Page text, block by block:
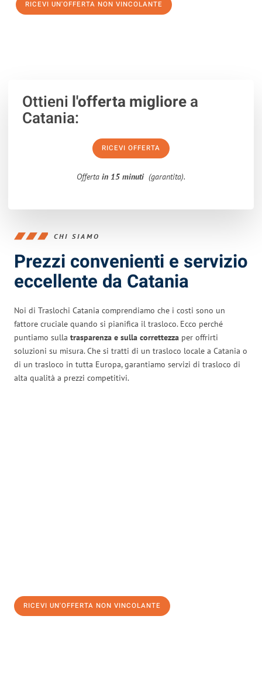
RICEVI UN'OFFERTA NON VINCOLANTE
Ottieni l'offerta migliorea
Catania:
RICEVI OFFERTA
Offerta in 15 minuti (garantita).
CHI SIAMO
Prezzi convenienti e servizio
eccellente da Catania
Noi di Traslochi Catania comprendiamo che i costi sono un
fattore cruciale quando si pianifica il trasloco. Ecco perché
puntiamo sulla trasparenza e sulla correttezza per offrirti
soluzioni su misura. Che si tratti di un trasloco locale a Catania o
di un trasloco in tutta Europa, garantiamo servizi di trasloco di
alta qualità a prezzi competitivi.
RICEVI UN'OFFERTA NON VINCOLANTE